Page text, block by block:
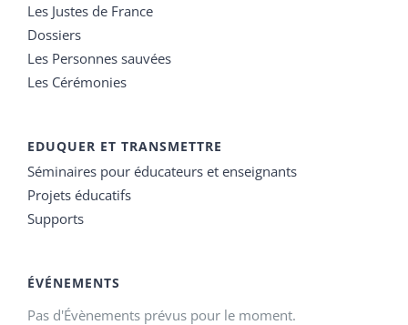
Les Justes de France
Dossiers
Les Personnes sauvées
Les Cérémonies
EDUQUER ET TRANSMETTRE
Séminaires pour éducateurs et enseignants
Projets éducatifs
Supports
ÉVÉNEMENTS
Pas d'Évènements prévus pour le moment.